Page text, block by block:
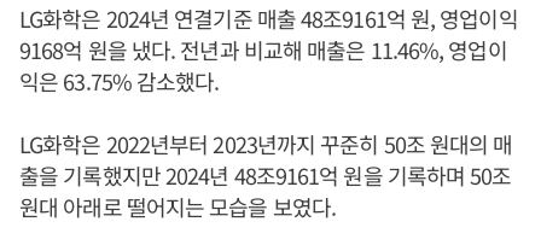
LG화학은 2024년 연결기준 매출 48조9161억 원, 영업이익
9168억 원을 냈다. 전년과 비교해 매출은 11.46%, 영업이
익은 63.75% 감소했다.
LG화학은 2022년부터 2023년까지 꾸준히 50조 원대의 매
출을 기록했지만 2024년 48조9161억 원을 기록하며 50조
원대 아래로 떨어지는 모습을 보였다.